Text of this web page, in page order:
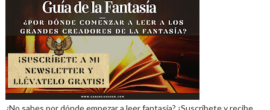
¿No sabes por dónde empezar a leer fantasía? ¡Suscríbete y recibe